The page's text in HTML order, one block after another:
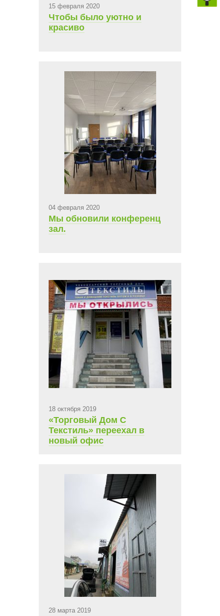
15 февраля 2020
Чтобы было уютно и
красиво
04 февраля 2020
Мы обновили конференц
зал.
18 октября 2019
«Торговый Дом С
Текстиль» переехал в
новый офис
28 марта 2019